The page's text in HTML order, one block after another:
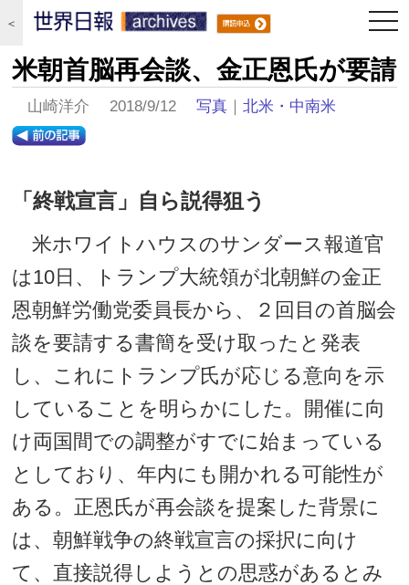
＜
米朝首脳再会談、金正恩氏が要請
山崎洋介 2018/9/12写真 ｜北米・中南米
「終戦宣言」自ら説得狙う
米ホワイトハウスのサンダース報道官
は10日、トランプ大統領が北朝鮮の金正
恩朝鮮労働党委員長から、２回目の首脳会
談を要請する書簡を受け取ったと発表
し、これにトランプ氏が応じる意向を示
していることを明らかにした。開催に向
け両国間での調整がすでに始まっている
としており、年内にも開かれる可能性が
ある。正恩氏が再会談を提案した背景に
は、朝鮮戦争の終戦宣言の採択に向け
て、直接説得しようとの思惑があるとみ